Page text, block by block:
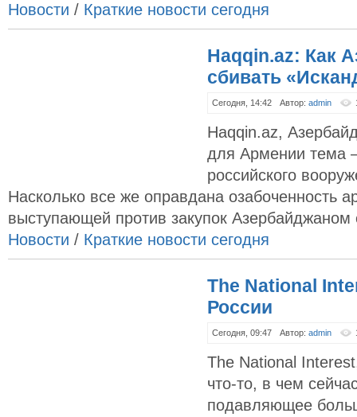
Новости / Краткие новости сегодня
Haqqin.az: Как
сбивать
Сегодня, 14:42 Автор: admin
Haqqin.az,
для Армении тема
российского
Насколько все же оправдана озабоченность
выступающей против закупок Азербайджаном
Новости / Краткие новости сегодня
The National
России
Сегодня, 09:47 Автор: admin
The National
что-то, в чем
подавляющее